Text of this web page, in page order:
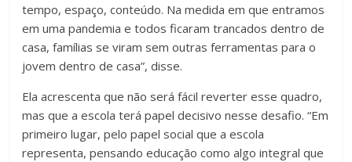
tempo, espaço, conteúdo. Na medida em que entramos
em uma pandemia e todos ficaram trancados dentro de
casa, famílias se viram sem outras ferramentas para o
jovem dentro de casa”, disse.
Ela acrescenta que não será fácil reverter esse quadro,
mas que a escola terá papel decisivo nesse desafio. “Em
primeiro lugar, pelo papel social que a escola
representa, pensando educação como algo integral que